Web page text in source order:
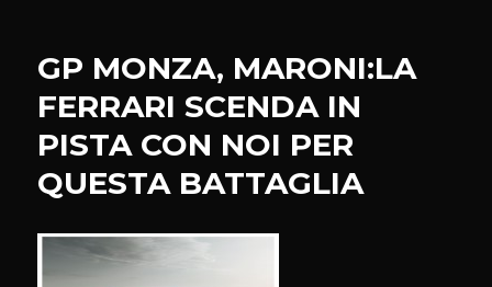
ALFA
DI
ARESE
GP MONZA, MARONI:LA
FERRARI SCENDA IN
PISTA CON NOI PER
QUESTA BATTAGLIA